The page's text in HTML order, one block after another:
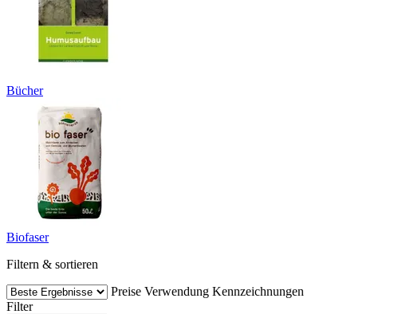
Bücher
Biofaser
Filtern & sortieren
Preise Verwendung Kennzeichnungen
Filter